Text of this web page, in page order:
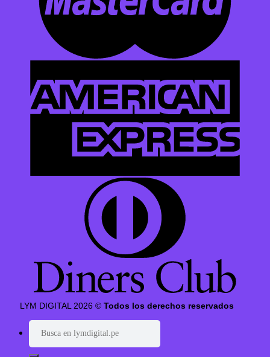
LYM DIGITAL 2026 © Todos los derechos reservados
Buscar
por: